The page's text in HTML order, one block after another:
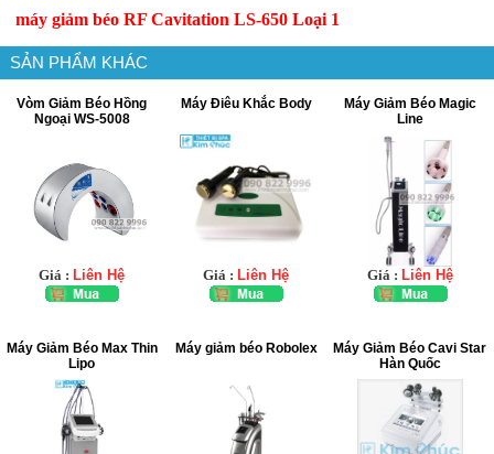
máy giảm béo RF Cavitation LS-650 Loại 1
SẢN PHẨM KHÁC
Vòm Giảm Béo Hồng
Ngoại WS-5008
Giá :Liên Hệ
Máy Điêu Khắc Body
Giá :Liên Hệ
Máy Giảm Béo Magic
Line
Giá : Liên Hệ
Máy Giảm Béo Max Thin
Lipo
Máy giảm béo Robolex
Máy Giảm Béo Cavi Star
Hàn Quốc